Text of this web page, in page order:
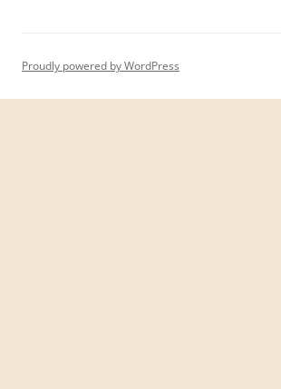
Proudly powered by WordPress